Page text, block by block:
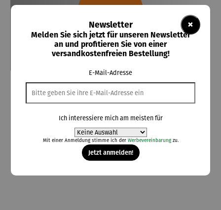
Heitere Geschichten Arsen & Mistelzweig
Derzeit vergriffen
10,00 €
Preise inkl. MwSt. zzgl. Versandkosten
×
Newsletter
Melden Sie sich jetzt für unseren Newsletter
an und profitieren Sie von einer
versandkostenfreien Bestellung!
E-Mail-Adresse
Ich interessiere mich am meisten für
Mit einer Anmeldung stimme ich der Werbevereinbarungzu.
Jetzt anmelden!